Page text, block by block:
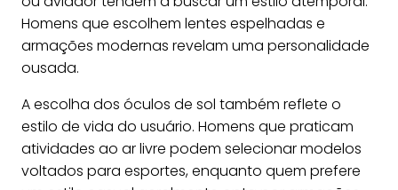
Homens que escolhem lentes espelhadas e
armações modernas revelam uma personalidade
ousada.
A escolha dos óculos de sol também reflete o
estilo de vida do usuário. Homens que praticam
atividades ao ar livre podem selecionar modelos
voltados para esportes, enquanto quem prefere